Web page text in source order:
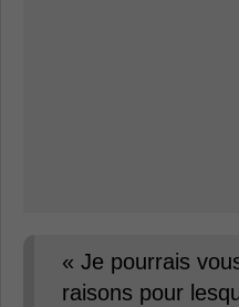
« Je pourrais
raisons pour